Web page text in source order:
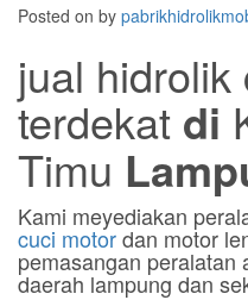
Posted on by
jual
terdekat di
Timu
Kami meyediakan
cuci motordan motor
pemasangan peralatan
daerah lampung dan